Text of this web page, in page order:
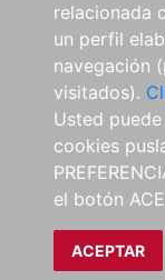
relacionada
un perfil
navegación
visitados).
Usted
cookies
el botón
ACEPTAR